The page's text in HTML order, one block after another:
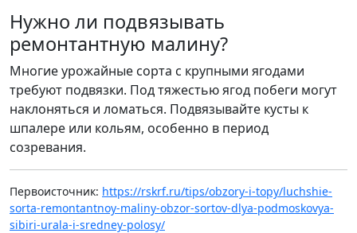
Нужно ли подвязывать
ремонтантную малину?
Многие урожайные сорта с крупными ягодами
требуют подвязки. Под тяжестью ягод побеги могут
наклоняться и ломаться. Подвязывайте кусты к
шпалере или кольям, особенно в период
созревания.
Первоисточник: https://rskrf.ru/tips/obzory-i-topy/luchshie-
sorta-remontantnoy-maliny-obzor-sortov-dlya-podmoskovya-
sibiri-urala-i-sredney-polosy/